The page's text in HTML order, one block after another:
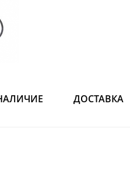
ДОСТАВКА